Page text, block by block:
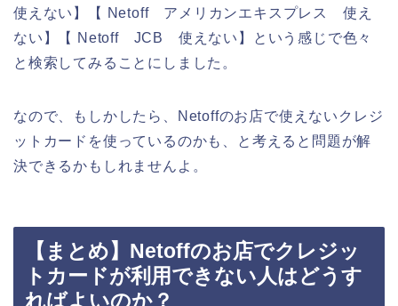
使えない】【 Netoff アメリカンエキスプレス 使え
ない】【 Netoff JCB 使えない】という感じで色々
と検索してみることにしました。
なので、もしかしたら、Netoffのお店で使えないクレジ
ットカードを使っているのかも、と考えると問題が解
決できるかもしれませんよ。
【まとめ】Netoffのお店でクレジッ
トカードが利用できない人はどうす
ればよいのか？